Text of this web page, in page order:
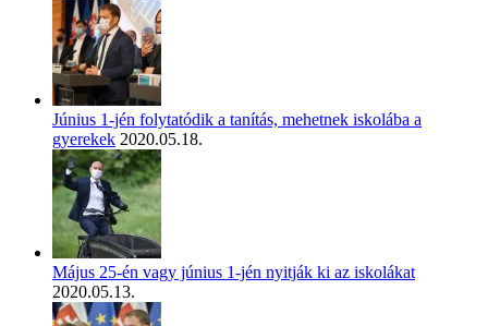
Június 1-jén folytatódik a tanítás, mehetnek iskolába a
gyerekek 2020.05.18.
Május 25-én vagy június 1-jén nyitják ki az iskolákat
2020.05.13.